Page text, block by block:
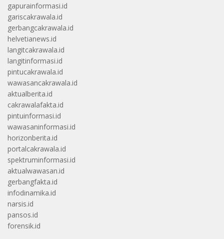
gapurainformasi.id
gariscakrawala.id
gerbangcakrawala.id
helvetianews.id
langitcakrawala.id
langitinformasi.id
pintucakrawala.id
wawasancakrawala.id
aktualberita.id
cakrawalafakta.id
pintuinformasi.id
wawasaninformasi.id
horizonberita.id
portalcakrawala.id
spektruminformasi.id
aktualwawasan.id
gerbangfakta.id
infodinamika.id
narsis.id
pansos.id
forensik.id